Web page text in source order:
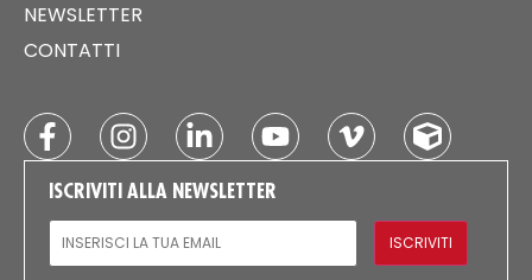
NEWSLETTER
CONTATTI
ISCRIVITI ALLA NEWSLETTER
EMAIL
ISCRIVITI